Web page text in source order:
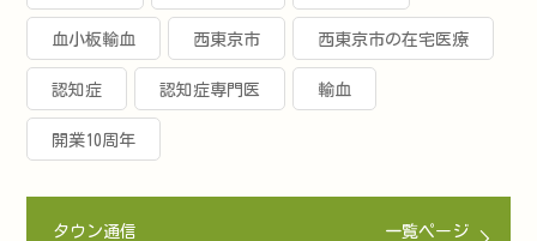
血小板輸血 西東京市 西東京市の在宅医療
認知症 認知症専門医 輸血
開業10周年
タウン通信 一覧ページ